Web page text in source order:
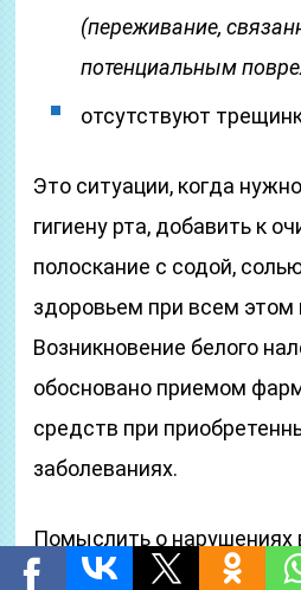
(переживание,
потенциальным
отсутствуют
Это ситуации, когда
гигиену рта, добавить к
полоскание с содой,
здоровьем при всем этом
Возникновение белого
обосновано приемом
средств при
заболеваниях.
Помыслить о нарушениях
когда язык становится